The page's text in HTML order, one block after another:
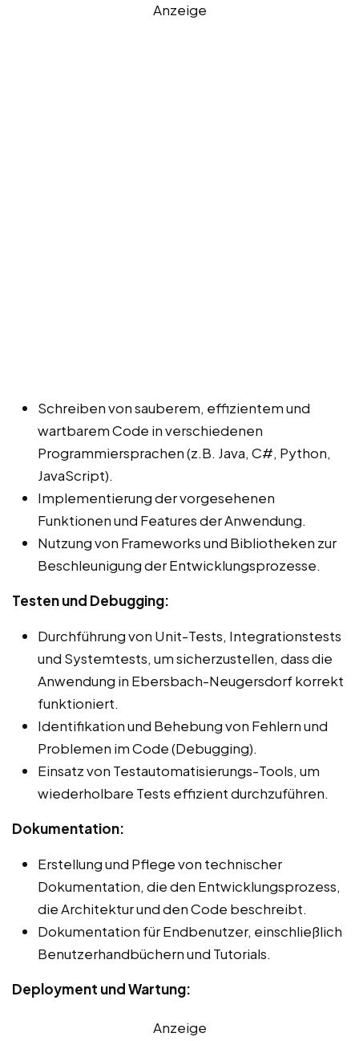
Anzeige
Schreiben von sauberem, effizientem und
wartbarem Code in verschiedenen
Programmiersprachen (z.B. Java, C#, Python,
JavaScript).
Implementierung der vorgesehenen
Funktionen und Features der Anwendung.
Nutzung von Frameworks und Bibliotheken zur
Beschleunigung der Entwicklungsprozesse.
Testen und Debugging:
Durchführung von Unit-Tests, Integrationstests
und Systemtests, um sicherzustellen, dass die
Anwendung in Ebersbach-Neugersdorf korrekt
funktioniert.
Identifikation und Behebung von Fehlern und
Problemen im Code (Debugging).
Einsatz von Testautomatisierungs-Tools, um
wiederholbare Tests effizient durchzuführen.
Dokumentation:
Erstellung und Pflege von technischer
Dokumentation, die den Entwicklungsprozess,
die Architektur und den Code beschreibt.
Dokumentation für Endbenutzer, einschließlich
Benutzerhandbüchern und Tutorials.
Deployment und Wartung:
Anzeige